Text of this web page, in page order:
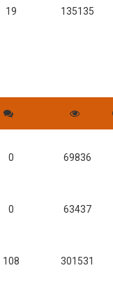
19 135135
0 69836
0 63437
108 301531